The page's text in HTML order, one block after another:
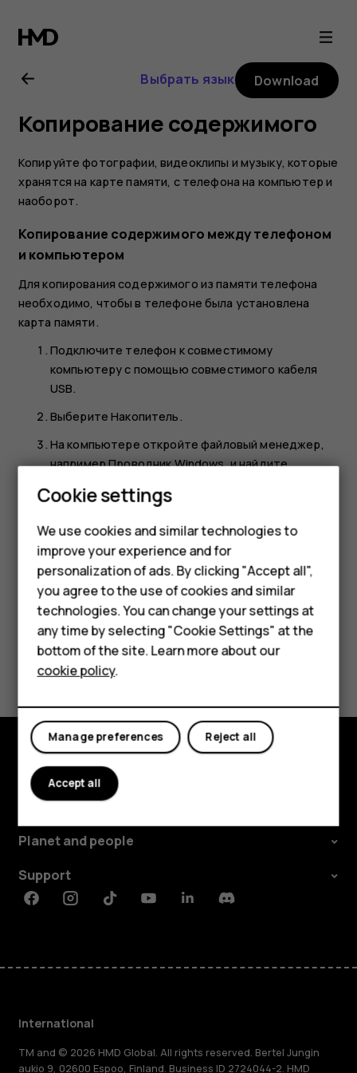
Nokia
130
(2017)
user
guide
Smartphones
Feature phones
Phones for kids
Accessories
HMD Terra M
For business
Tablets
Выбрать язык Download
Копирование содержимого
Копируйте фотографии, видеоклипы и музыку, которые
хранятся на карте памяти, с телефона на компьютер и
наоборот.
Копирование содержимого между телефоном
и компьютером
Для копирования содержимого из памяти телефона
необходимо, чтобы в телефоне была установлена
карта памяти.
Подключите телефон к совместимому
компьютеру с помощью совместимого кабеля
USB.
ВыберитеНакопитель.
На компьютере откройте файловый менеджер,
например Проводник Windows, и найдите
сохраненное на карте памяти.
Перетаскивайте элементы с телефона на
компьютер и наоборот.
Did you find this helpful?
Explore
About
Planet and people
Support
FacebookInstagramTiktokYoutubeLinkedinDiscord
International
TM and © 2026 HMD Global. All rights reserved. Bertel Jungin
aukio 9, 02600 Espoo, Finland. Business ID 2724044-2. HMD
Cookie settings
We use cookies and similar technologies to
improve your experience and for
personalization of ads. By clicking "Accept all",
you agree to the use of cookies and similar
technologies. You can change your settings at
any time by selecting "Cookie Settings" at the
bottom of the site. Learn more about our
cookie policy.
Reject all
Manage preferences
Accept all